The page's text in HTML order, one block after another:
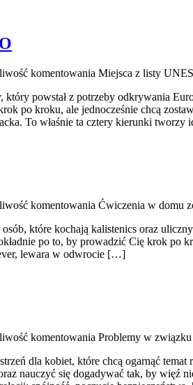
komentowania Miejsca z listy
powstał z potrzeby odkrywania
po kroku, ale jednocześnie chcą
To właśnie ta cztery kierunki
komentowania Ćwiczenia w domu
które kochają kalistenics oraz
po to, by prowadzić Cię krok
lewara w odwrocie […]
komentowania Problemy w związku
dla kobiet, które chcą ogarnąć
nauczyć się dogadywać tak, by więź